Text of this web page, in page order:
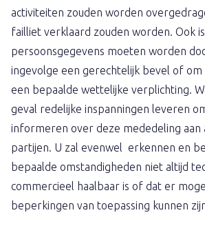
activiteiten zouden worden
failliet verklaard zouden worden. Ook
persoonsgegevens moeten worden
ingevolge een gerechtelijk bevel of om
een bepaalde wettelijke verplichting.
geval redelijke inspanningen leveren
informeren over deze mededeling aan
partijen. U zal evenwel erkennen en
bepaalde omstandigheden niet altijd
commercieel haalbaar is of dat er
beperkingen van toepassing kunnen